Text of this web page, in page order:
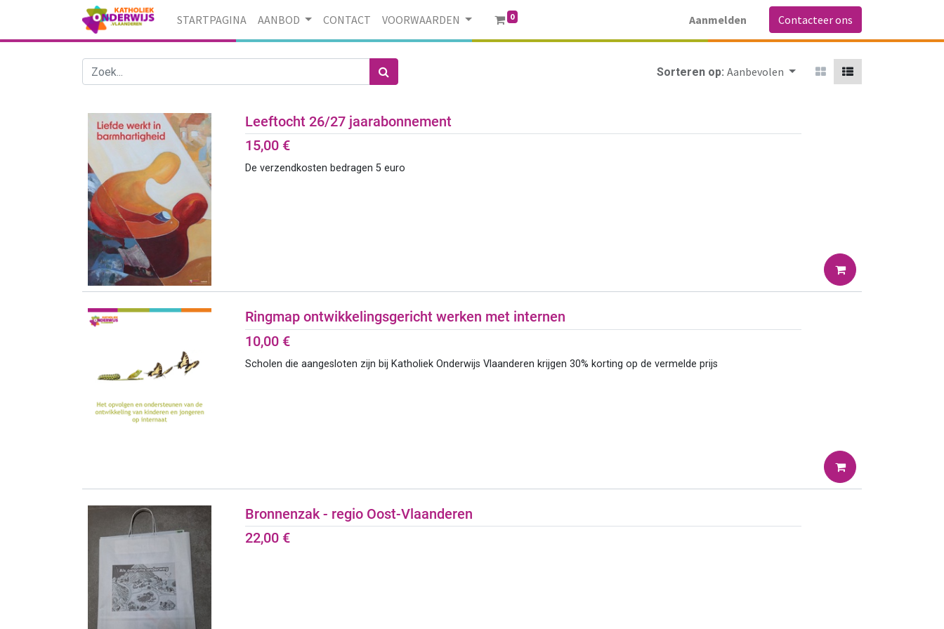
STARTPAGINA AANBOD CONTACT VOORWAARDEN 0 Aanmelden Contacteer ons
Sorteren op: Aanbevolen
Leeftocht 26/27 jaarabonnement
15,00 €
De verzendkosten bedragen 5 euro
Ringmap ontwikkelingsgericht werken met internen
10,00 €
Scholen die aangesloten zijn bij Katholiek Onderwijs Vlaanderen krijgen 30% korting op de vermelde prijs
Bronnenzak - regio Oost-Vlaanderen
22,00 €